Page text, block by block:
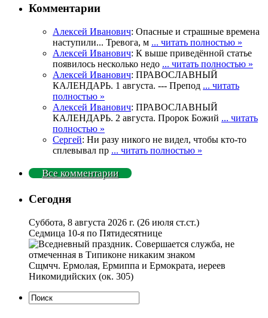
Комментарии
Алексей Иванович: Опасные и страшные времена
наступили... Тревога, м ... читать полностью »
Алексей Иванович: К выше приведённой статье
появилось несколько недо ... читать полностью »
Алексей Иванович: ПРАВОСЛАВНЫЙ
КАЛЕНДАРЬ. 1 августа. --- Препод ... читать
полностью »
Алексей Иванович: ПРАВОСЛАВНЫЙ
КАЛЕНДАРЬ. 2 августа. Пророк Божий ... читать
полностью »
Сергей: Ни разу никого не видел, чтобы кто-то
сплевывал пр ... читать полностью »
Все комментарии
Сегодня
Суббота, 8 августа 2026 г. (26 июля ст.ст.)
Седмица 10-я по Пятидесятнице
Сщмчч. Ермолая, Ермиппа и Ермократа, иереев
Никомидийских (ок. 305)